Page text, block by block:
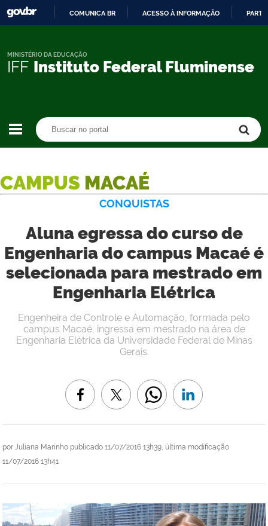
CONTEÚDO
COMUNICA BR ACESSO À INFORMAÇÃO
IFF Instituto Federal Fluminense
MINISTÉRIO DA EDUCAÇÃO
CAMPUS MACAÉ
CONQUISTAS
Aluna egressa do curso de
Engenharia do campus Macaé é
selecionada para mestrado em
Engenharia Elétrica
por Juliana Marinho publicado 11/07/2016 13h39, última modificação
11/07/2016 13h41
Engenheira de Controle e Automação, formada pelo
campus Macaé, ingressa em mestrado na área de
Engenharia Elétrica da Universidade Federal de Minas
Gerais.